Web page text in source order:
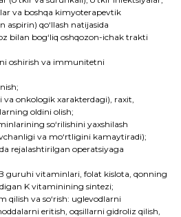
va boshqa kimyoterapevtik
aspirin) qo‘llash natijasida
bilan bog‘liq oshqozon-ichak trakti
oshirish va immunitetni
onkologik xarakterdagi), raxit,
oldini olish;
so‘rilishini yaxshilash
va mo‘rtligini kamaytiradi);
rejalashtirilgan operatsiyaga
guruhi vitaminlari, folat kislota, qonning
K vitaminining sintezi;
qilish va so‘rish: uglevodlarni
eritish, oqsillarni gidroliz qilish,